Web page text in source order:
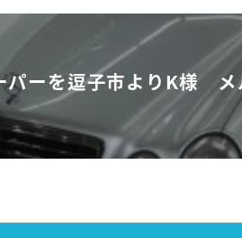
パーを逗子市よりK様 メ